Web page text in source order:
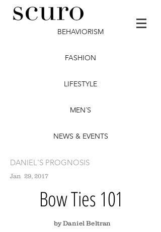
BEHAVIORISM
FASHION
LIFESTYLE
MEN´S
NEWS & EVENTS
DANIEL'S PROGNOSIS
Jan 29, 2017
Bow Ties 101
by Daniel Beltran